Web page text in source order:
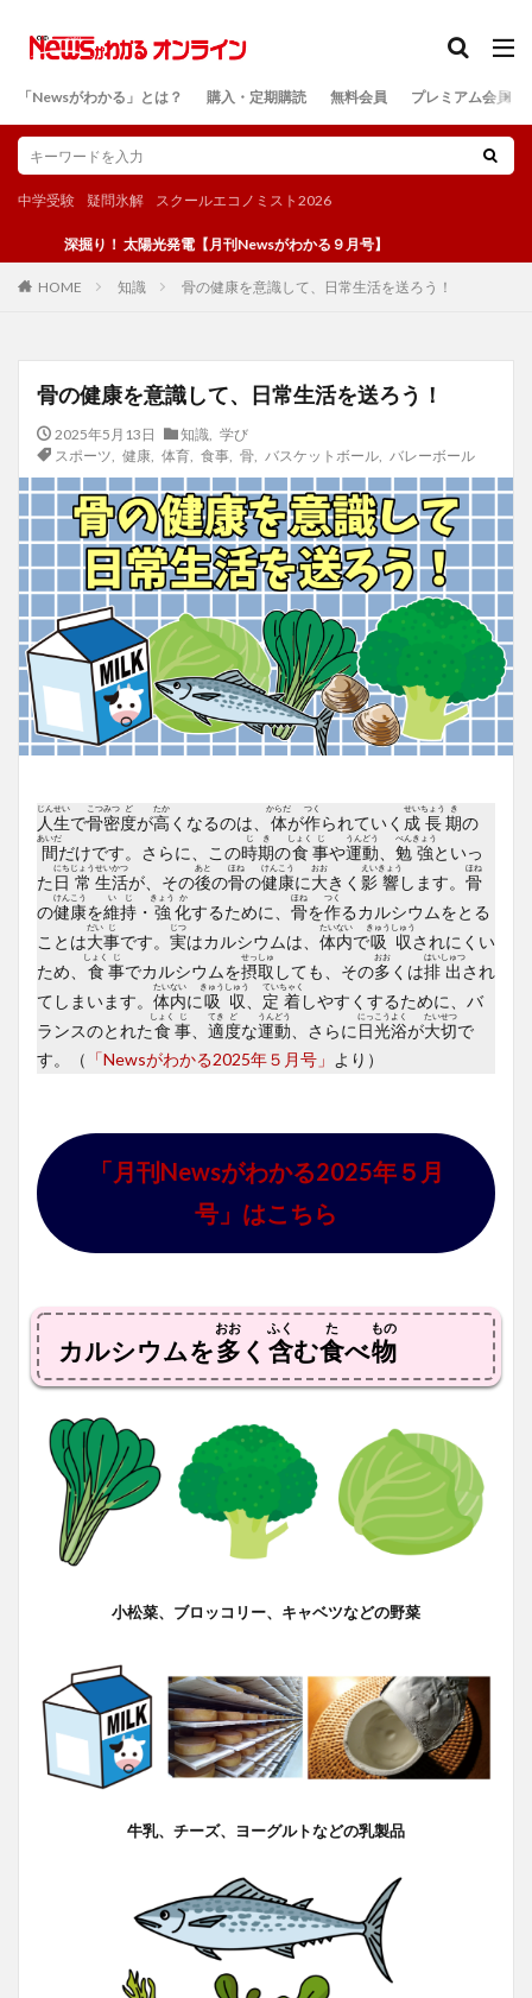
「Newsがわかる」とは？ 購入・定期購読 無料会員 プレミアム会員
中学受験 疑問氷解 スクールエコノミスト2026
深掘り！ 太陽光発電【月刊Newsがわかる９月号】
HOME 知識 骨の健康を意識して、日常生活を送ろう！
骨の健康を意識して、日常生活を送ろう！
2025年5月13日 知識
学び
スポーツ
健康, 体育, 食事, 骨, バスケットボール, バレーボール
人
じん
生
せい
で骨
こつ
密
みつ
度
ど
が高
たか
くなるのは、 体
からだ
が作
つく
られていく 成
せい
長
ちょう
期
き
の
間
あいだ
だけです。さらに、この時
じ
期
き
の食
しょく
事
じ
や運
うん
動
どう
勉
べん
強
きょう
といっ
た日
にち
常
じょう
生
せい
活
かつ
が、その後
あと
の骨
ほね
の健
けん
康
こう
に大
おお
きく 影
えい
響
きょう
します。 骨
ほね
の健
けん
康
こう
を維
い
持
じ
・ 強
きょう
化
か
するために、 骨
ほね
を作
つく
るカルシウムをとる
ことは大
だい
事
じ
です。 実
じつ
はカルシウムは、 体
たい
内
ない
で吸
きゅう
収
しゅう
されにくい
ため、 食
しょく
事
じ
でカルシウムを摂
せっ
取
しゅ
しても、その多
おお
くは排
はい
出
しゅつ
され
てしまいます。 体
たい
内
ない
に吸
きゅう
収
しゅう
定
てい
着
ちゃく
しやすくするために、バ
ランスのとれた食
しょく
事
じ
適
てき
度
ど
な運
うん
動
どう
、さらに 日
にっ
光
こう
浴
よく
が大
たい
切
せつ
で
す。（ 「Newsがわかる2025年５月号」 より）
「月刊Newsがわかる2025年５月
号」はこちら
カルシウムを多
おお
く 含
ふく
む食
た
べ物
もの
小松菜、ブロッコリー、キャベツなどの野菜
牛乳、チーズ、ヨーグルトなどの乳製品
検索